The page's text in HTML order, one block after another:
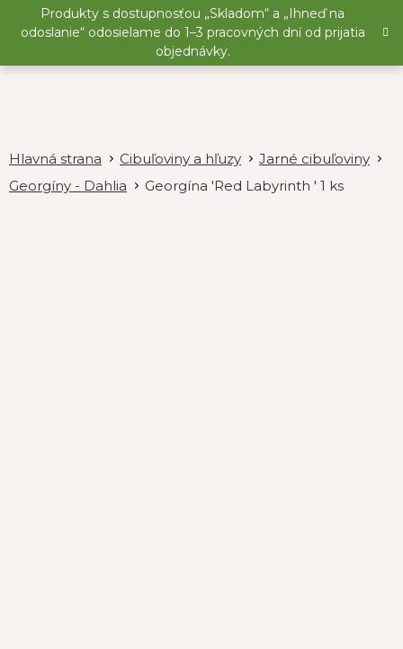
Produkty s dostupnosťou „Skladom“ a „Ihneď na
odoslanie“ odosielame do 1–3 pracovných dní od prijatia
objednávky.
Cibuľoviny a hľuzy
Jarné cibuľoviny
Georgíny - Dahlia
Georgína 'Red Labyrinth ' 1 ks